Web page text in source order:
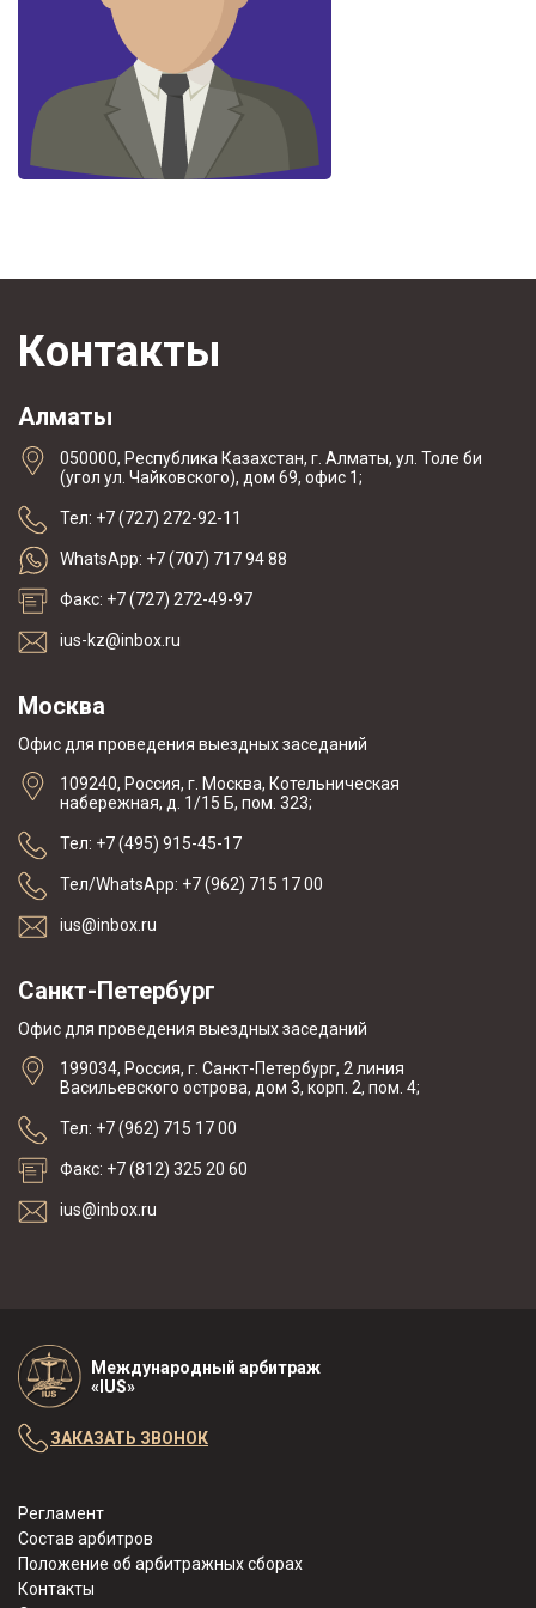
Контакты
Алматы
050000, Республика Казахстан, г. Алматы, ул. Толе би
(угол ул. Чайковского), дом 69, офис 1;
Тел: +7 (727) 272-92-11
WhatsApp: +7 (707) 717 94 88
Факс: +7 (727) 272-49-97
ius-kz@inbox.ru
Москва
Офис для проведения выездных заседаний
109240, Россия, г. Москва, Котельническая
набережная, д. 1/15 Б, пом. 323;
Тел: +7 (495) 915-45-17
Тел/WhatsApp: +7 (962) 715 17 00
ius@inbox.ru
Санкт-Петербург
Офис для проведения выездных заседаний
199034, Россия, г. Санкт-Петербург, 2 линия
Васильевского острова, дом 3, корп. 2, пом. 4;
Тел: +7 (962) 715 17 00
Факс: +7 (812) 325 20 60
ius@inbox.ru
Международный арбитраж
«IUS»
Регламент
Состав арбитров
Положение об арбитражных сборах
Контакты
ЗАКАЗАТЬ ЗВОНОК